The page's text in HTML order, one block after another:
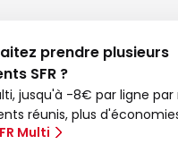
prendre plusieurs
SFR ?
jusqu'à -8€ par ligne par
réunis, plus
Multi